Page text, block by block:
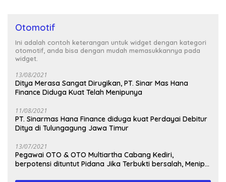
Otomotif
Ini adalah contoh keterangan untuk widget dengan kategori
otomotif, anda bisa dengan mudah memasukkannya pada
widget.
13/08/2021
Ditya Merasa Sangat Dirugikan, PT. Sinar Mas Hana
Finance Diduga Kuat Telah Menipunya
11/08/2021
PT. Sinarmas Hana Finance diduga kuat Perdayai Debitur
Ditya di Tulungagung Jawa Timur
13/07/2021
Pegawai OTO & OTO Multiartha Cabang Kediri,
berpotensi dituntut Pidana Jika Terbukti bersalah, Menipu